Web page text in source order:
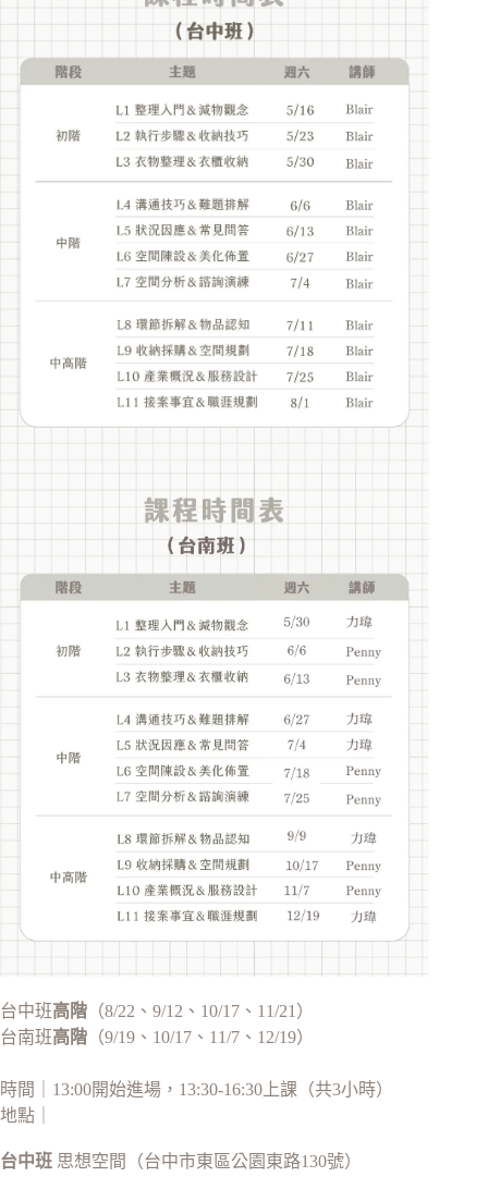
台中班高階 （8/22、9/12、10/17、11/21）
台南班高階 （9/19、10/17、11/7、12/19）
時間｜13:00開始進場，13:30-16:30上課（共3小時）
地點｜
台中班 思想空間（台中市東區公園東路130號）